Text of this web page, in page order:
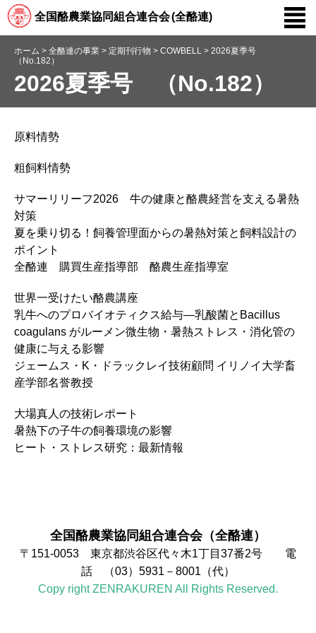
全国酪農業協同組合連合会(全酪連)
ホーム > 全酪連の事業 > 定期刊行物 > COWBELL > 2026夏季号
（No.182）
2026夏季号 （No.182）
原料情勢
粗飼料情勢
サマーリリーフ2026 牛の健康と酪農経営を支える暑熱
対策
夏を乗り切る！飼養管理面からの暑熱対策と飼料設計の
ポイント
全酪連 購買生産指導部 酪農生産指導室
世界一受けたい酪農講座
乳牛へのプロバイオティクス給与―乳酸菌とBacillus
coagulans がルーメン微生物・暑熱ストレス・消化管の
健康に与える影響
ジェームス・K・ドラックレイ技術顧問 イリノイ大学畜
産学部名誉教授
大場真人の技術レポート
暑熱下の子牛の飼養環境の影響
ヒート・ストレス研究：最新情報
全国酪農業協同組合連合会（全酪連）
〒151-0053 東京都渋谷区代々木1丁目37番2号 電
話 （03）5931－8001（代）
Copy right ZENRAKUREN All Rights Reserved.